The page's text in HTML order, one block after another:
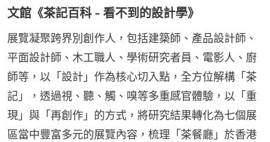
文館《茶記百科 - 看不到的設計學》
展覽凝聚跨界別創作人，包括建築師、產品設計師、
平面設計師、木工職人、學術研究者員、電影人、廚
師等，以「設計」作為核心切入點，全方位解構「茶
記」，透過視、聽、觸、嗅等多重感官體驗，以「重
現」與「再創作」的方式，將研究結果轉化為七個展
區當中豐富多元的展覽內容，梳理「茶餐廳」於香港